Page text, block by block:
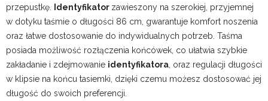
przepustkę.
Identyfikator zawieszony na szerokiej, przyjemnej
w dotyku taśmie o długości 86 cm, gwarantuje komfort noszenia
oraz łatwe dostosowanie do indywidualnych potrzeb. Taśma
posiada możliwość rozłączenia końcówek, co ułatwia szybkie
zakładanie i zdejmowanie identyfikatora, oraz regulacji długości
w klipsie na końcu tasiemki, dzięki czemu możesz dostosować jej
długość do swoich preferencji.